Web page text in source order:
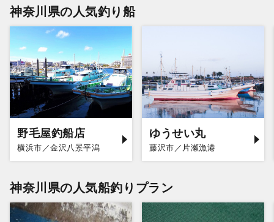
神奈川県の人気釣り船
野毛屋釣船店
横浜市／金沢八景平潟
ゆうせい丸
藤沢市／片瀬漁港
神奈川県の人気船釣りプラン